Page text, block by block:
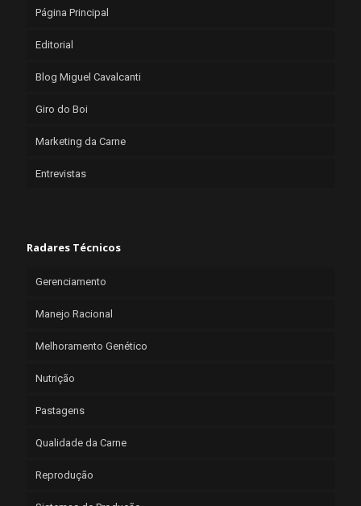
Página Principal
Editorial
Blog Miguel Cavalcanti
Giro do Boi
Marketing da Carne
Entrevistas
Radares Técnicos
Gerenciamento
Manejo Racional
Melhoramento Genético
Nutrição
Pastagens
Qualidade da Carne
Reprodução